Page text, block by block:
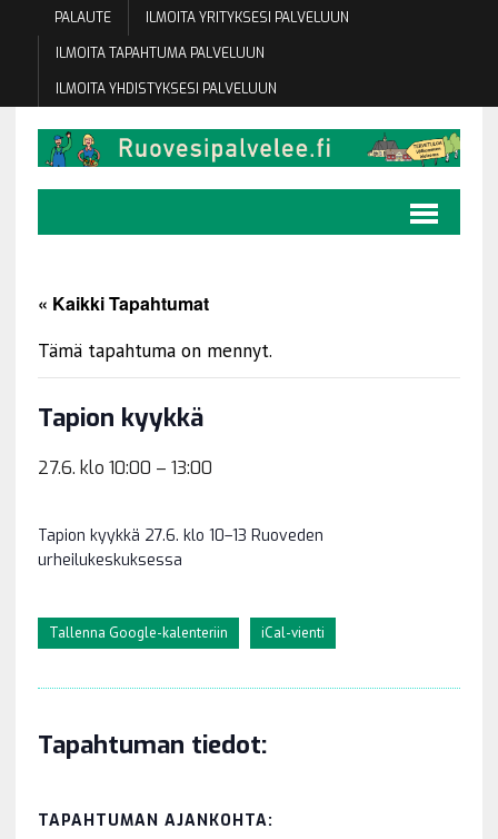
PALAUTE
ILMOITA YRITYKSESI PALVELUUN
ILMOITA TAPAHTUMA PALVELUUN
ILMOITA YHDISTYKSESI PALVELUUN
« Kaikki Tapahtumat
Tämä tapahtuma on mennyt.
Tapion kyykkä
27.6. klo 10:00 – 13:00
Tapion kyykkä 27.6. klo 10–13 Ruoveden
urheilukeskuksessa
Tallenna Google-kalenteriin iCal-vienti
Tapahtuman tiedot:
TAPAHTUMAN AJANKOHTA: